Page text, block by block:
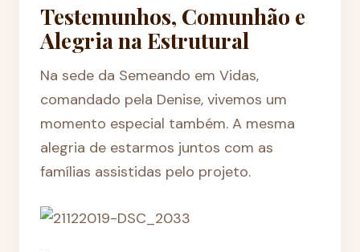
Testemunhos, Comunhão e
Alegria na Estrutural
Na sede da Semeando em Vidas,
comandado pela Denise, vivemos um
momento especial também. A mesma
alegria de estarmos juntos com as
famílias assistidas pelo projeto.